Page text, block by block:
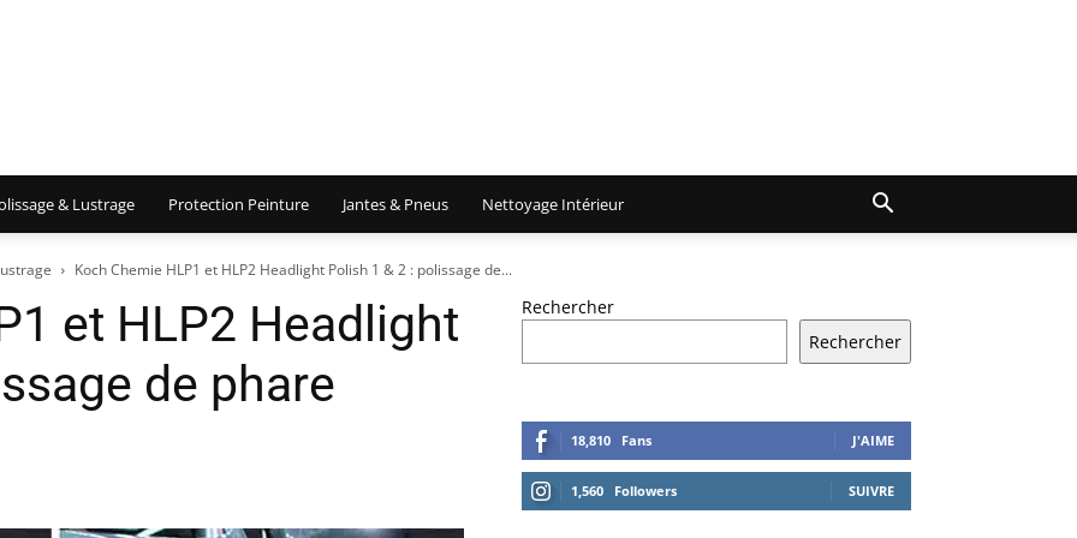
& Lustrage Protection Peinture Jantes & Pneus Nettoyage Intérieur
Koch Chemie HLP1 et HLP2 Headlight Polish 1 & 2 : polissage de...
et HLP2 Headlight
de phare
Rechercher
Rechercher
18,810 Fans J'AIME
1,560 Followers SUIVRE